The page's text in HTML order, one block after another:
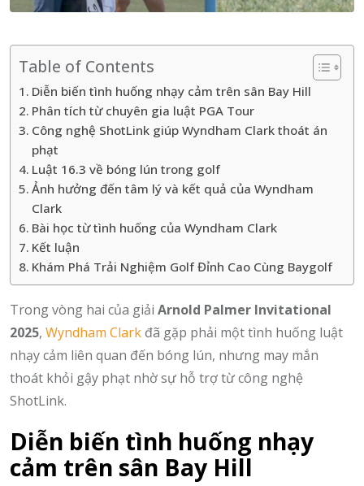
Table of Contents
Diễn biến tình huống nhạy cảm trên sân Bay Hill
Phân tích từ chuyên gia luật PGA Tour
Công nghệ ShotLink giúp Wyndham Clark thoát án
phạt
Luật 16.3 về bóng lún trong golf
Ảnh hưởng đến tâm lý và kết quả của Wyndham
Clark
Bài học từ tình huống của Wyndham Clark
Kết luận
Khám Phá Trải Nghiệm Golf Đỉnh Cao Cùng Baygolf
Trong vòng hai của giải Arnold Palmer Invitational
2025, Wyndham Clark đã gặp phải một tình huống luật
nhạy cảm liên quan đến bóng lún, nhưng may mắn
thoát khỏi gậy phạt nhờ sự hỗ trợ từ công nghệ
ShotLink.
Diễn biến tình huống nhạy
cảm trên sân Bay Hill